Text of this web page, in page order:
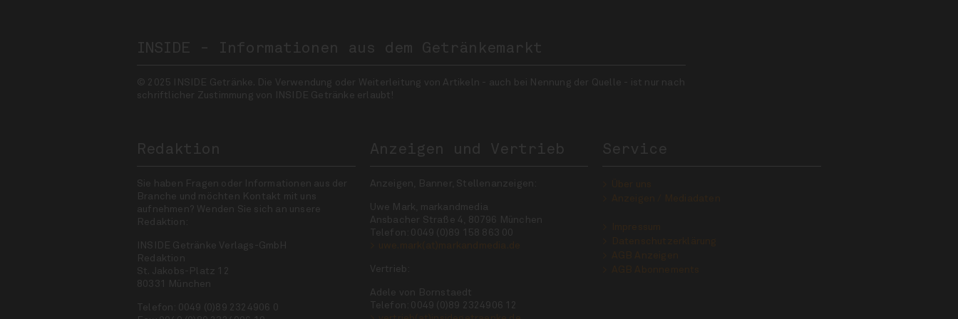
INSIDE - Informationen aus dem Getränkemarkt
© 2025 INSIDE Getränke. Die Verwendung oder Weiterleitung von Artikeln - auch bei Nennung der Quelle - ist nur nach
schriftlicher Zustimmung von INSIDE Getränke erlaubt!
Redaktion
Sie haben Fragen oder Informationen aus der
Branche und möchten Kontakt mit uns
aufnehmen? Wenden Sie sich an unsere
Redaktion:
INSIDE Getränke Verlags-GmbH
Redaktion
St. Jakobs-Platz 12
80331 München
Telefon: 0049 (0)89 2324906 0
Anzeigen und Vertrieb
Anzeigen, Banner, Stellenanzeigen:
Uwe Mark, markandmedia
Ansbacher Straße 4, 80796 München
Telefon: 0049 (0)89 158 863 00
Vertrieb:
Adele von Bornstaedt
Telefon: 0049 (0)89 2324906 12
Service